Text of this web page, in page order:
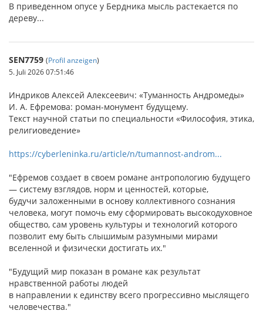
В приведенном опусе у Бердника мысль растекается по
дереву...
SEN7759 (Profil anzeigen)
5. Juli 2026 07:51:46
Индриков Алексей Алексеевич: «Туманность Андромеды»
И. А. Ефремова: роман-монумент будущему.
Текст научной статьи по специальности «Философия, этика,
религиоведение»
https://cyberleninka.ru/article/n/tumannost-androm...
"Ефремов создает в своем романе антропологию будущего
— систему взглядов, норм и ценностей, которые,
будучи заложенными в основу коллективного сознания
человека, могут помочь ему сформировать высокодуховное
общество, сам уровень культуры и технологий которого
позволит ему быть слышимым разумными мирами
вселенной и физически достигать их."
"Будущий мир показан в романе как результат
нравственной работы людей
в направлении к единству всего прогрессивно мыслящего
человечества."